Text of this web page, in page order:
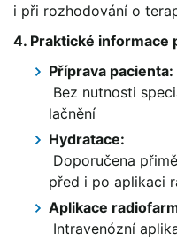
i při rozhodování o
4. Praktické informace
Příprava pacienta:
Bez nutnosti
lačnění
Hydratace:
Doporučena
před i po aplikaci
Aplikace
Intravenózní